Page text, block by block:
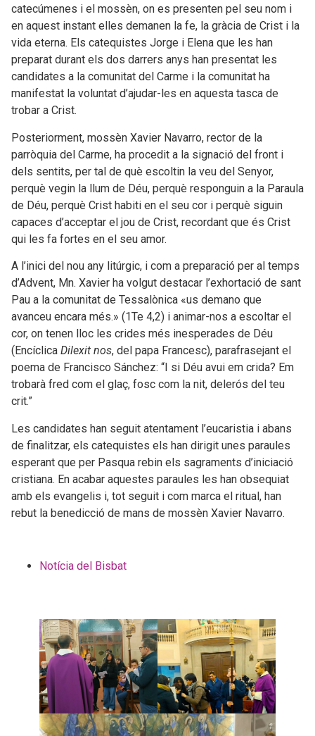
catecúmenes i el mossèn, on es presenten pel seu nom i
en aquest instant elles demanen la fe, la gràcia de Crist i la
vida eterna. Els catequistes Jorge i Elena que les han
preparat durant els dos darrers anys han presentat les
candidates a la comunitat del Carme i la comunitat ha
manifestat la voluntat d’ajudar-les en aquesta tasca de
trobar a Crist.
Posteriorment, mossèn Xavier Navarro, rector de la
parròquia del Carme, ha procedit a la signació del front i
dels sentits, per tal de què escoltin la veu del Senyor,
perquè vegin la llum de Déu, perquè responguin a la Paraula
de Déu, perquè Crist habiti en el seu cor i perquè siguin
capaces d’acceptar el jou de Crist, recordant que és Crist
qui les fa fortes en el seu amor.
A l’inici del nou any litúrgic, i com a preparació per al temps
d’Advent, Mn. Xavier ha volgut destacar l’exhortació de sant
Pau a la comunitat de Tessalònica «us demano que
avanceu encara més.» (1Te 4,2) i animar-nos a escoltar el
cor, on tenen lloc les crides més inesperades de Déu
(Encíclica Dilexit nos, del papa Francesc), parafrasejant el
poema de Francisco Sánchez: “I si Déu avui em crida? Em
trobarà fred com el glaç, fosc com la nit, delerós del teu
crit.”
Les candidates han seguit atentament l’eucaristia i abans
de finalitzar, els catequistes els han dirigit unes paraules
esperant que per Pasqua rebin els sagraments d’iniciació
cristiana. En acabar aquestes paraules les han obsequiat
amb els evangelis i, tot seguit i com marca el ritual, han
rebut la benedicció de mans de mossèn Xavier Navarro.
Notícia del Bisbat